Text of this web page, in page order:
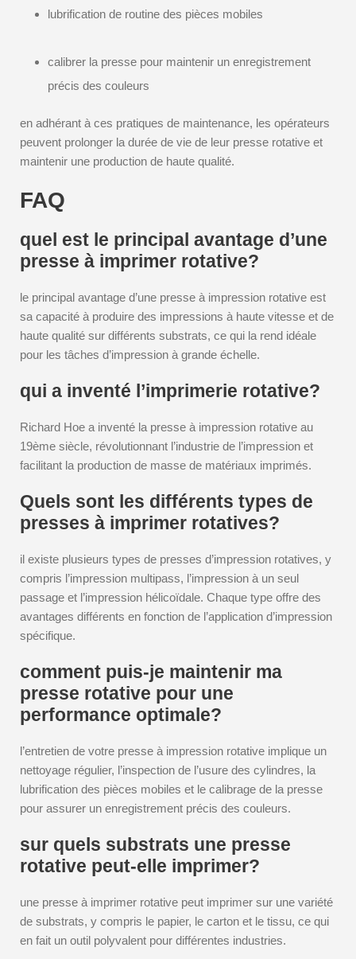
lubrification de routine des pièces mobiles
calibrer la presse pour maintenir un enregistrement
précis des couleurs
en adhérant à ces pratiques de maintenance, les opérateurs
peuvent prolonger la durée de vie de leur presse rotative et
maintenir une production de haute qualité.
FAQ
quel est le principal avantage d’une
presse à imprimer rotative?
le principal avantage d’une presse à impression rotative est
sa capacité à produire des impressions à haute vitesse et de
haute qualité sur différents substrats, ce qui la rend idéale
pour les tâches d’impression à grande échelle.
qui a inventé l’imprimerie rotative?
Richard Hoe a inventé la presse à impression rotative au
19ème siècle, révolutionnant l’industrie de l’impression et
facilitant la production de masse de matériaux imprimés.
Quels sont les différents types de
presses à imprimer rotatives?
il existe plusieurs types de presses d’impression rotatives, y
compris l’impression multipass, l’impression à un seul
passage et l’impression hélicoïdale. Chaque type offre des
avantages différents en fonction de l’application d’impression
spécifique.
comment puis-je maintenir ma
presse rotative pour une
performance optimale?
l’entretien de votre presse à impression rotative implique un
nettoyage régulier, l’inspection de l’usure des cylindres, la
lubrification des pièces mobiles et le calibrage de la presse
pour assurer un enregistrement précis des couleurs.
sur quels substrats une presse
rotative peut-elle imprimer?
une presse à imprimer rotative peut imprimer sur une variété
de substrats, y compris le papier, le carton et le tissu, ce qui
en fait un outil polyvalent pour différentes industries.